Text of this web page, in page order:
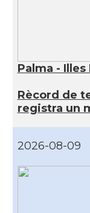
Palma - Illes
Rècord de
registra un
2026-08-09